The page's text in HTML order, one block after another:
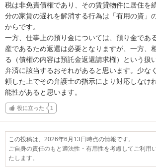
税は非免責債権であり、その賃貸物件に居住を
分の家賃の遅れを解消する行為は「有用の資」
からです。
一方、仕事上の預り金については、預り金であ
産であるため返還は必要となりますが、一方、
る（債権の内容は預託金返還請求権）という扱
弁済に該当するおそれがあると思います。少な
頼した上でその弁護士の指示により対応しなけ
能性があると思います。
役に立った 1
この投稿は、2026年6月13日時点の情報です。
ご自身の責任のもと適法性・有用性を考慮してご利用
たします。